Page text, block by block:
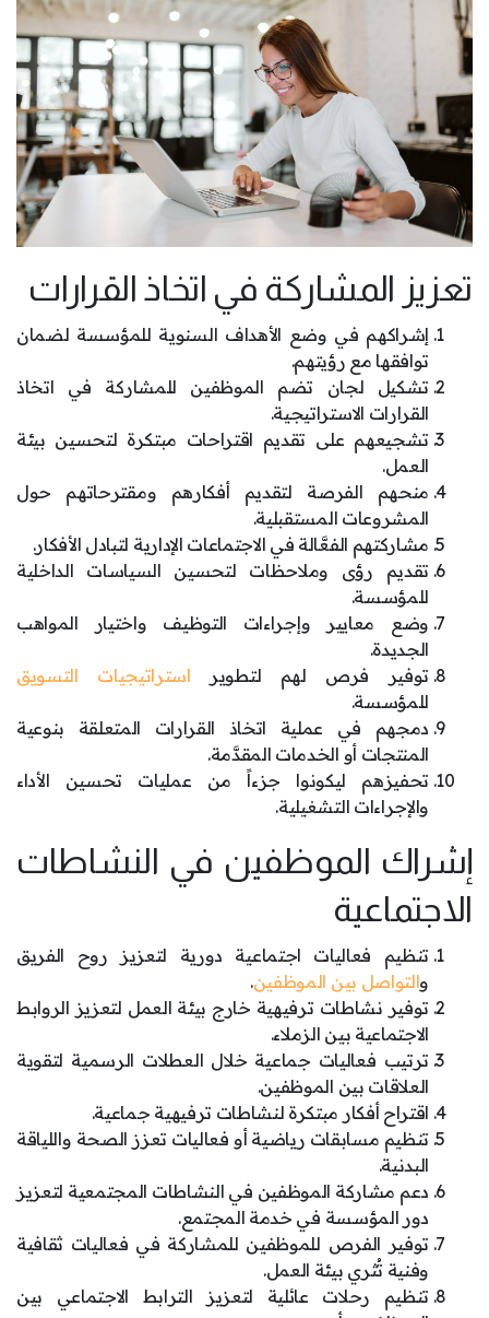
تعزيز المشاركة في اتخاذ القرارات
إشراكهم في وضع الأهداف السنوية للمؤسسة لضمان
توافقها مع رؤيتهم.
تشكيل لجان تضم الموظفين للمشاركة في اتخاذ
القرارات الاستراتيجية.
تشجيعهم على تقديم اقتراحات مبتكرة لتحسين بيئة
العمل.
منحهم الفرصة لتقديم أفكارهم ومقترحاتهم حول
المشروعات المستقبلية.
مشاركتهم الفعَّالة في الاجتماعات الإدارية لتبادل الأفكار.
تقديم رؤى وملاحظات لتحسين السياسات الداخلية
للمؤسسة.
وضع معايير وإجراءات التوظيف واختيار المواهب
الجديدة.
توفير فرص لهم لتطوير استراتيجيات التسويق
للمؤسسة.
دمجهم في عملية اتخاذ القرارات المتعلقة بنوعية
المنتجات أو الخدمات المقدَّمة.
تحفيزهم ليكونوا جزءاً من عمليات تحسين الأداء
والإجراءات التشغيلية.
إشراك الموظفين في النشاطات
الاجتماعية
تنظيم فعاليات اجتماعية دورية لتعزيز روح الفريق
والتواصل بين الموظفين.
توفير نشاطات ترفيهية خارج بيئة العمل لتعزيز الروابط
الاجتماعية بين الزملاء.
ترتيب فعاليات جماعية خلال العطلات الرسمية لتقوية
العلاقات بين الموظفين.
اقتراح أفكار مبتكرة لنشاطات ترفيهية جماعية.
تنظيم مسابقات رياضية أو فعاليات تعزز الصحة واللياقة
البدنية.
دعم مشاركة الموظفين في النشاطات المجتمعية لتعزيز
دور المؤسسة في خدمة المجتمع.
توفير الفرص للموظفين للمشاركة في فعاليات ثقافية
وفنية تُثري بيئة العمل.
تنظيم رحلات عائلية لتعزيز الترابط الاجتماعي بين